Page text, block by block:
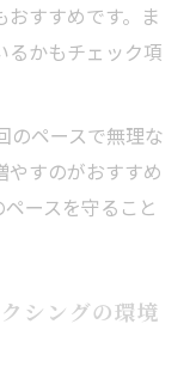
すすめです。ま
るかもチェック項
のペースで無理な
やすのがおすすめ
ースを守ること
シングの環境